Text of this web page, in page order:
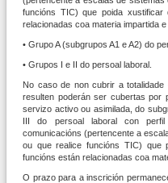
funcións TIC) que poida
relacionadas coa materia impartida
• Grupo A (subgrupos A1 e A2) do
• Grupos I e II do persoal laboral.
No caso de non cubrir a
resulten poderán ser cubertas por
servizo activo ou asimilada, do
III do persoal laboral con
comunicacións (pertencente a
ou que realice funcións TIC) que
funcións están relacionadas coa
O prazo para a inscrición